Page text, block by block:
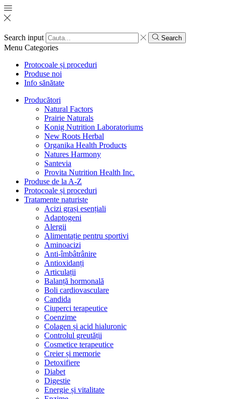
Search input Search
Menu Categories
Protocoale și proceduri
Produse noi
Info sănătate
Producători
Natural Factors
Prairie Naturals
Konig Nutrition Laboratoriums
New Roots Herbal
Organika Health Products
Natures Harmony
Santevia
Provita Nutrition Health Inc.
Produse de la A-Z
Protocoale și proceduri
Tratamente naturiste
Acizi grași esențiali
Adaptogeni
Alergii
Alimentație pentru sportivi
Aminoacizi
Anti-îmbâtrânire
Antioxidanți
Articulații
Balanță hormonală
Boli cardiovasculare
Candida
Ciuperci terapeutice
Coenzime
Colagen și acid hialuronic
Controlul greutății
Cosmetice terapeutice
Creier și memorie
Detoxifiere
Diabet
Digestie
Energie și vitalitate